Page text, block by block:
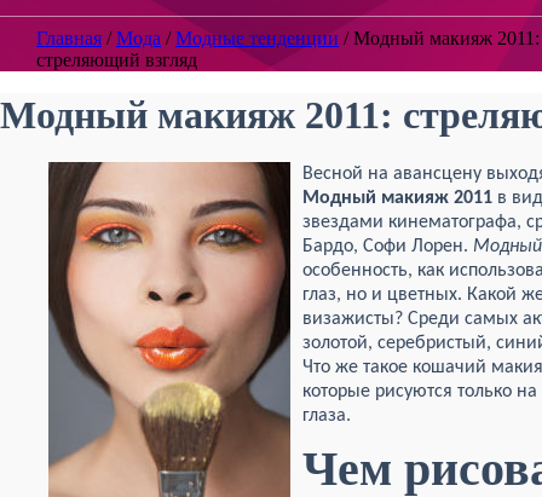
Главная /Мода /Модные тенденции /Модный макияж 2011:
стреляющий взгляд
Модный макияж 2011:
Весной на авансцену
Модный макияж 2011 в
звездами кинематографа,
Бардо, Софи Лорен.
особенность, как
глаз, но и цветных. Какой
визажисты? Среди самых
золотой, серебристый,
Что же такое кошачий
которые рисуются только
глаза.
Чем